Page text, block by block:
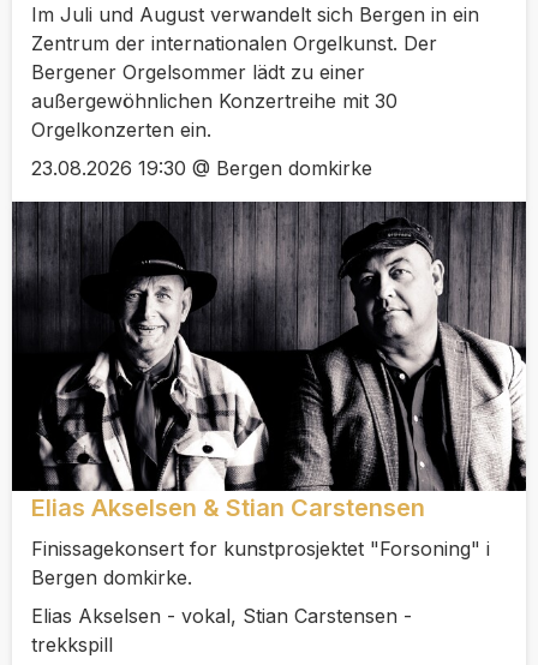
Im Juli und August verwandelt sich Bergen in ein
Zentrum der internationalen Orgelkunst. Der
Bergener Orgelsommer lädt zu einer
außergewöhnlichen Konzertreihe mit 30
Orgelkonzerten ein.
23.08.2026 19:30 @ Bergen domkirke
Elias Akselsen & Stian Carstensen
Finissagekonsert for kunstprosjektet "Forsoning" i
Bergen domkirke.
Elias Akselsen - vokal, Stian Carstensen -
trekkspill